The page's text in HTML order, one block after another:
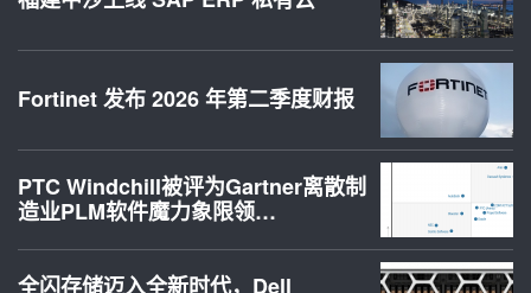
Fortinet 发布 2026 年第二季度财报
PTC Windchill被评为Gartner离散制
造业PLM软件魔力象限领…
全闪存储迈入全新时代，Dell